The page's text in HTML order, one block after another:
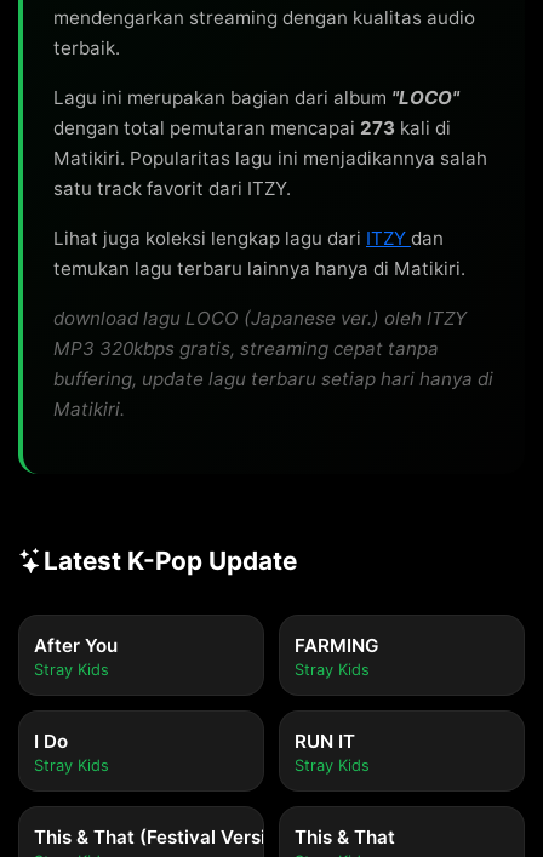
mendengarkan streaming dengan kualitas audio
terbaik.
Lagu ini merupakan bagian dari album "LOCO"
dengan total pemutaran mencapai 273 kali di
Matikiri. Popularitas lagu ini menjadikannya salah
satu track favorit dari ITZY.
Lihat juga koleksi lengkap lagu dari ITZY dan
temukan lagu terbaru lainnya hanya di Matikiri.
download lagu LOCO (Japanese ver.) oleh ITZY
MP3 320kbps gratis, streaming cepat tanpa
buffering, update lagu terbaru setiap hari hanya di
Matikiri.
Latest K-Pop Update
After You
Stray Kids
FARMING
Stray Kids
I Do
Stray Kids
RUN IT
Stray Kids
This & That (Festival Version) This & That